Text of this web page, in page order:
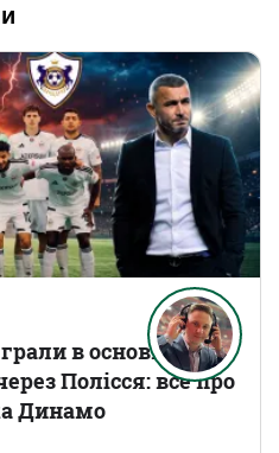
в основному
Полісся: все про
Динамо